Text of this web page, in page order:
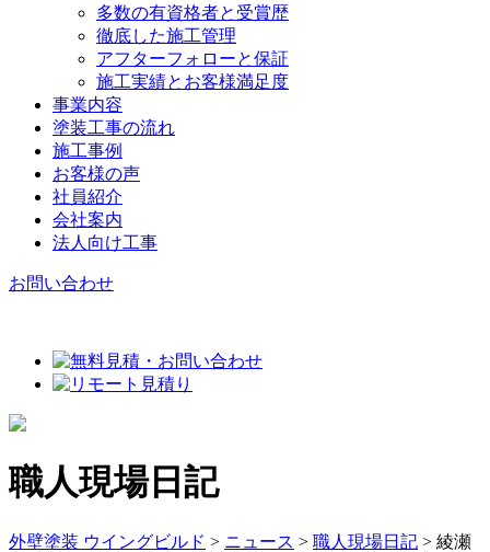
多数の有資格者と受賞歴
徹底した施工管理
アフターフォローと保証
施工実績とお客様満足度
事業内容
塗装工事の流れ
施工事例
お客様の声
社員紹介
会社案内
法人向け工事
お問い合わせ
職人現場日記
外壁塗装 ウイングビルド > ニュース > 職人現場日記 > 綾瀬